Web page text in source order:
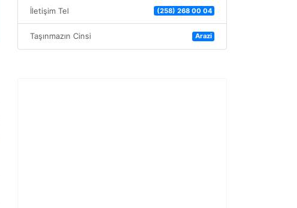
İletişim Tel (258) 268 00 04
Taşınmazın Cinsi Arazi